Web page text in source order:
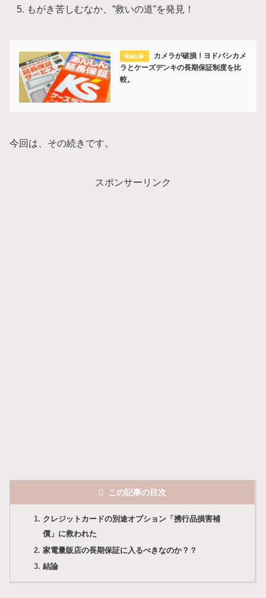
もがき苦しむなか、”救いの道”を発見！
カメラが破損！ヨドバシカメ
ラとケーズデンキの長期保証制度を比
較。
今回は、その続きです。
スポンサーリンク
この記事の目次
クレジットカードの別途オプション「携行品損害補
償」に救われた
家電量販店の長期保証に入るべきなのか？？
結論